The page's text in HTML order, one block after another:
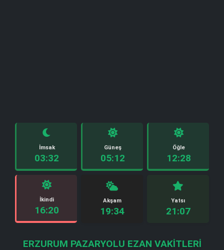
İmsak
03:32
Güneş
05:12
Öğle
12:28
İkindi
16:20
Akşam
19:34
Yatsı
21:07
ERZURUM PAZARYOLU EZAN VAKITLERI